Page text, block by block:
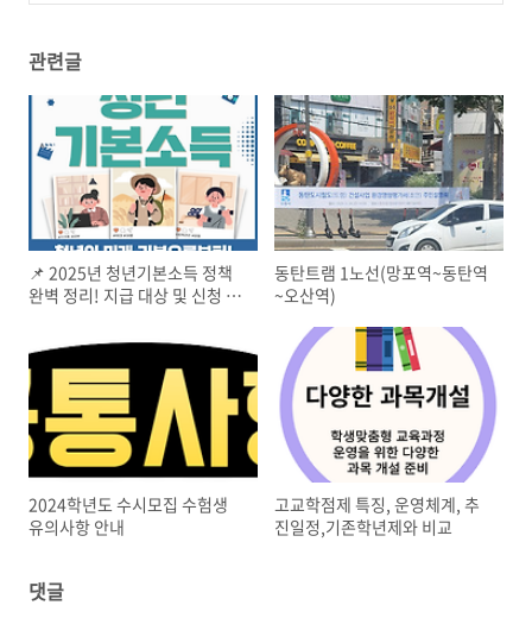
관련글
📌 2025년 청년기본소득 정책
완벽 정리! 지급 대상 및 신청 방
동탄트램 1노선(망포역~동탄역
~오산역)
2024학년도 수시모집 수험생
유의사항 안내
고교학점제 특징, 운영체계, 추
진일정,기존학년제와 비교
댓글